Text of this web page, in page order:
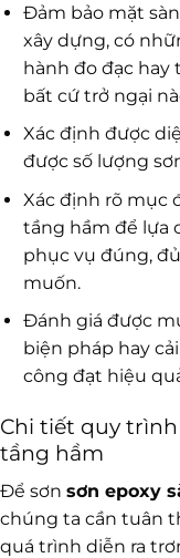
Đảm bảo mặt
xây dựng, có
hành đo đạc hay
bất cứ trở ngại
Xác định được
được số lượng
Xác định rõ mục
tầng hầm để lựa
phục vụ đúng,
muốn.
Đánh giá được
biện pháp hay
công đạt hiệu
Chi tiết quy
tầng hầm
Để sơn sơn epoxy
chúng ta cần tuân
quá trình diễn ra